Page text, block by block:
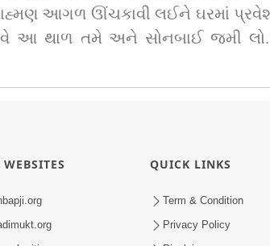
આગળ ઊંચકાવી લઈને ઘરમાં
આ થાળ તમે અને સોનબાઈ જમી
QUICK LINKS
Term & Condition
Privacy Policy